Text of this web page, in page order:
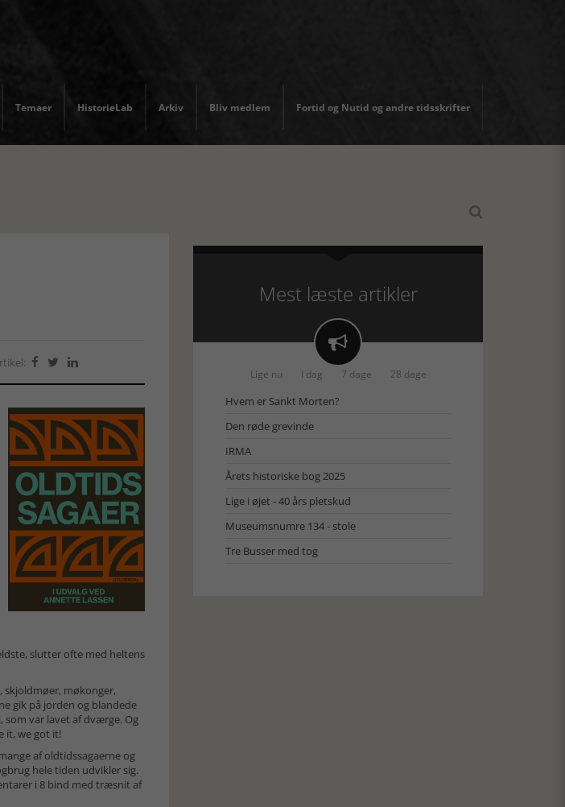
Temaer HistorieLab Arkiv Bliv medlem Fortid og Nutid og andre tidsskrifter

  
slutter ofte med heltens
skjoldmøer, møkonger,
gik på jorden og blandede
som var lavet af dværge. Og
it, we got it!
af oldtidssagaerne og
hele tiden udvikler sig.
i 8 bind med træsnit af
Mest læste artikler

Lige nu I dag 7 dage 28 dage
Hvem er Sankt Morten?
Den røde grevinde
IRMA
Årets historiske bog 2025
Lige i øjet - 40 års pletskud
Museumsnumre 134 - stole
Tre Busser med tog